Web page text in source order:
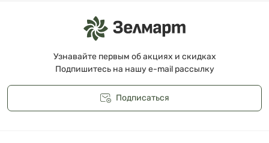
Узнавайте первым об акциях и скидках
Подпишитесь на нашу e-mail рассылку
Подписаться